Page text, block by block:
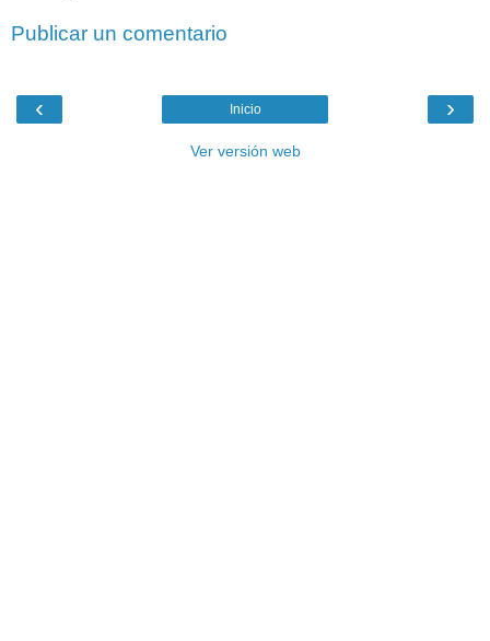
Publicar un comentario
‹ ›
Inicio
Ver versión web